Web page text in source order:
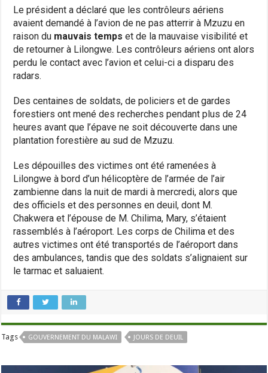
Le président a déclaré que les contrôleurs aériens
avaient demandé à l’avion de ne pas atterrir à Mzuzu en
raison du mauvais temps et de la mauvaise visibilité et
de retourner à Lilongwe. Les contrôleurs aériens ont alors
perdu le contact avec l’avion et celui-ci a disparu des
radars.
Des centaines de soldats, de policiers et de gardes
forestiers ont mené des recherches pendant plus de 24
heures avant que l’épave ne soit découverte dans une
plantation forestière au sud de Mzuzu.
Les dépouilles des victimes ont été ramenées à
Lilongwe à bord d’un hélicoptère de l’armée de l’air
zambienne dans la nuit de mardi à mercredi, alors que
des officiels et des personnes en deuil, dont M.
Chakwera et l’épouse de M. Chilima, Mary, s’étaient
rassemblés à l’aéroport. Les corps de Chilima et des
autres victimes ont été transportés de l’aéroport dans
des ambulances, tandis que des soldats s’alignaient sur
le tarmac et saluaient.
Tags GOUVERNEMENT DU MALAWI JOURS DE DEUIL